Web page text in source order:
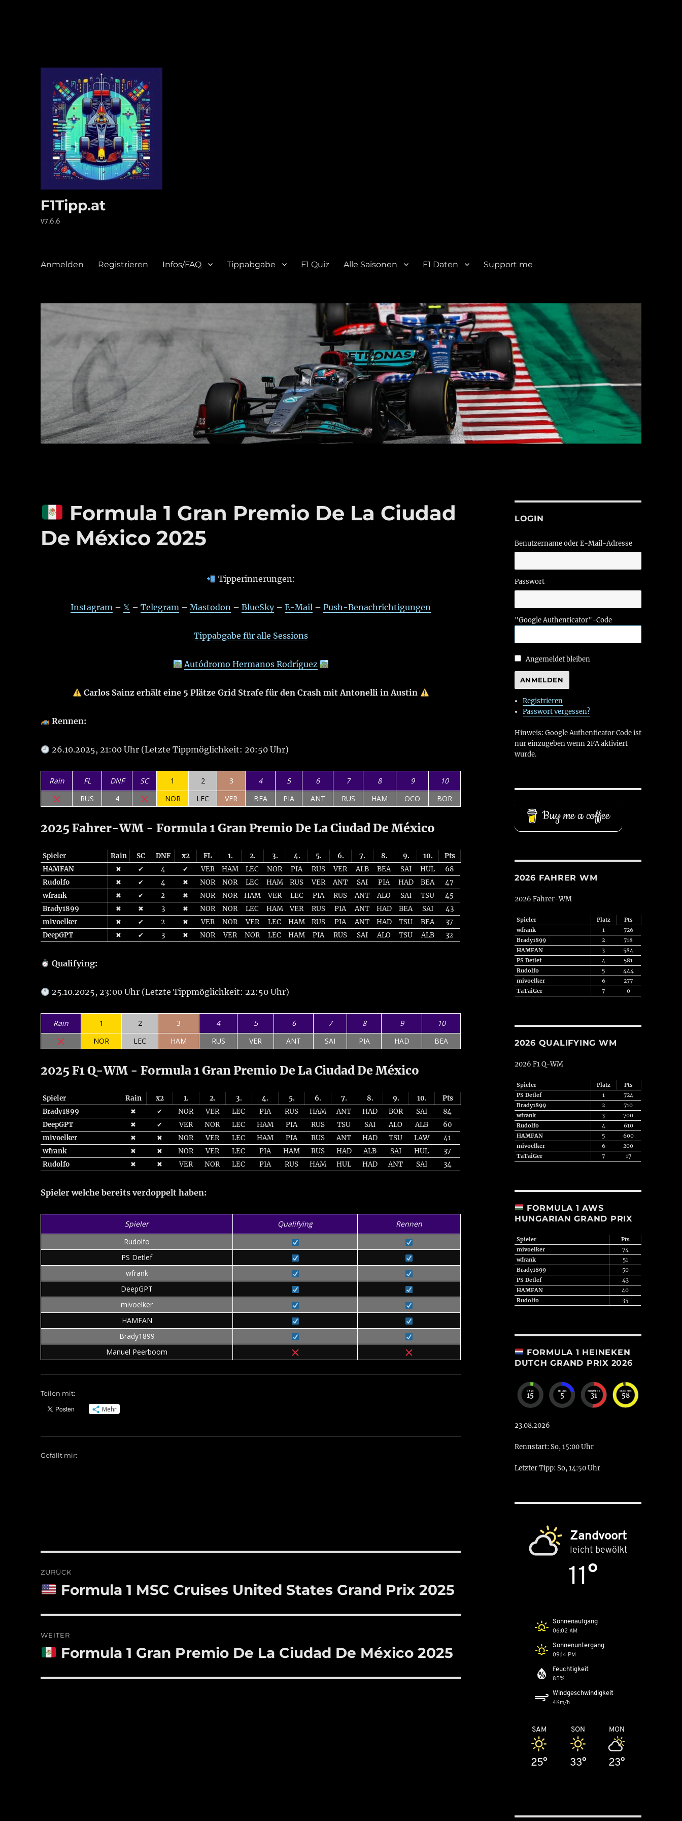
F1Tipp.at
v7.6.6
Anmelden Registrieren Infos/FAQ Tippabgabe F1 Quiz Alle Saisonen F1 Daten Support me
Formula 1 Gran Premio De La Ciudad
De México 2025
Tipperinnerungen:
Instagram – 𝕏 –Telegram –Mastodon –BlueSky–E-Mail –Push-Benachrichtigungen
Tippabgabe für alle Sessions
Autódromo Hermanos Rodríguez
Carlos Sainz erhält eine 5 Plätze Grid Strafe für den Crash mit Antonelli in Austin
Rennen:
26.10.2025, 21:00 Uhr (Letzte Tippmöglichkeit: 20:50 Uhr)
Rain FL DNF SC 1 2 3 4 5 6 7 8 9
10
RUS
4 NOR LEC VER BEA PIA ANT RUS HAM OCO BOR
2025 Fahrer-WM - Formula 1 Gran Premio De La Ciudad De México
Spieler Rain SC DNF x2 FL 1. 2. 3. 4. 5. 6. 7. 8. 9. 10.
Pts
HAMFAN
✖ ✔ 4 ✔ VER HAM LEC NOR PIA RUS VER ALB BEA SAI HUL
68
Rudolfo
✖ ✔ 4 ✖ NOR NOR LEC HAM RUS VER ANT SAI PIA HAD BEA
47
wfrank
✖ ✔ 2 ✖ NOR NOR HAM VER LEC PIA RUS ANT ALO SAI TSU
45
Brady1899
✖ ✖ 3 ✖ NOR NOR LEC HAM VER RUS PIA ANT HAD BEA SAI
43
mivoelker
✖ ✔ 2 ✖ VER NOR VER LEC HAM RUS PIA ANT HAD TSU BEA
37
DeepGPT
✖ ✔ 3 ✖ NOR VER NOR LEC HAM PIA RUS SAI ALO TSU ALB 32
Qualifying:
25.10.2025, 23:00 Uhr (Letzte Tippmöglichkeit: 22:50 Uhr)
Rain 1 2 3 4 5 6 7 8 9
10
NOR
LEC HAM RUS VER ANT SAI PIA HAD BEA
2025 F1 Q-WM - Formula 1 Gran Premio De La Ciudad De México
Spieler Rain x2 1. 2. 3. 4. 5. 6. 7. 8. 9. 10.
Pts
Brady1899
✖ ✔ NOR VER LEC PIA RUS HAM ANT HAD BOR SAI
84
DeepGPT
✖ ✔ VER NOR LEC HAM PIA RUS TSU SAI ALO ALB
60
mivoelker
✖ ✖ NOR VER LEC HAM PIA RUS ANT HAD TSU LAW
41
wfrank
✖ ✖ NOR VER LEC PIA HAM RUS HAD ALB SAI HUL
37
Rudolfo
✖ ✖ VER NOR LEC PIA RUS HAM HUL HAD ANT SAI 34
Spieler welche bereits verdoppelt haben:
Spieler Qualifying
Rennen
Rudolfo
PS Detlef
wfrank
DeepGPT
mivoelker
HAMFAN
Brady1899
Manuel Peerboom
Teilen mit:
Mehr
Gefällt mir:
ZURÜCK
VorherigerFormula 1 MSC Cruises United States Grand Prix 2025
WEITER
NächsterFormula 1 Gran Premio De La Ciudad De México 2025
LOGIN
Benutzername oder E-Mail-Adresse
Passwort
"Google Authenticator"-Code
Angemeldet bleiben
ANMELDEN
Registrieren
Passwort vergessen?
Hinweis: Google Authenticator Code ist
nur einzugeben wenn 2FA aktiviert
wurde.
Buy me a coffee
2026 FAHRER WM
2026 Fahrer-WM
Spieler Platz
Pts
wfrank
1
726
Brady1899
2
718
HAMFAN
3
584
PS Detlef
4
581
Rudolfo
5
444
mivoelker
6
277
TaTaiGer
7 0
2026 QUALIFYING WM
2026 F1 Q-WM
Spieler Platz
Pts
PS Detlef
1
724
Brady1899
2
710
wfrank
3
700
Rudolfo
4
610
HAMFAN
5
600
mivoelker
6
200
TaTaiGer
7 17
FORMULA 1 AWS
HUNGARIAN GRAND PRIX
Spieler
Pts
mivoelker
74
wfrank
51
Brady1899
50
PS Detlef
43
HAMFAN
40
Rudolfo
35
FORMULA 1 HEINEKEN
DUTCH GRAND PRIX 2026
DAYS
15
HOURS
5
MINUTES
31
SECONDS
57
23.08.2026
Rennstart: So, 15:00 Uhr
Letzter Tipp: So, 14:50 Uhr
Zandvoort
leicht bewölkt
11°
Sonnenaufgang
06:02 AM
Sonnenuntergang
09:14 PM
Feuchtigkeit
85%
Windgeschwindigkeit
4Km/h
SAM
25°
SON
33°
MON
23°